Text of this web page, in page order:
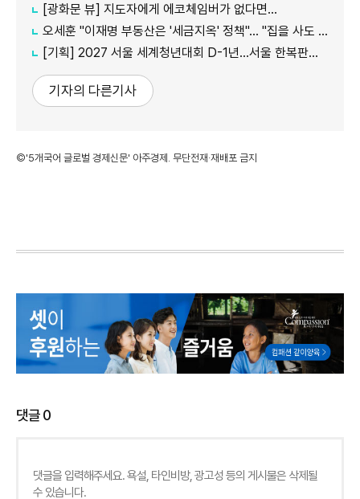
[광화문 뷰] 지도자에게 에코체임버가 없다면…
오세훈 "이재명 부동산은 '세금지옥' 정책"… "집을 사도 팔아도 세금만 늘어"
[기획] 2027 서울 세계청년대회 D-1년…서울 한복판에서 만나는 '가톨릭 문화의 모든 것'
기자의 다른기사
©'5개국어 글로벌 경제신문' 아주경제. 무단전재·재배포 금지
댓글0